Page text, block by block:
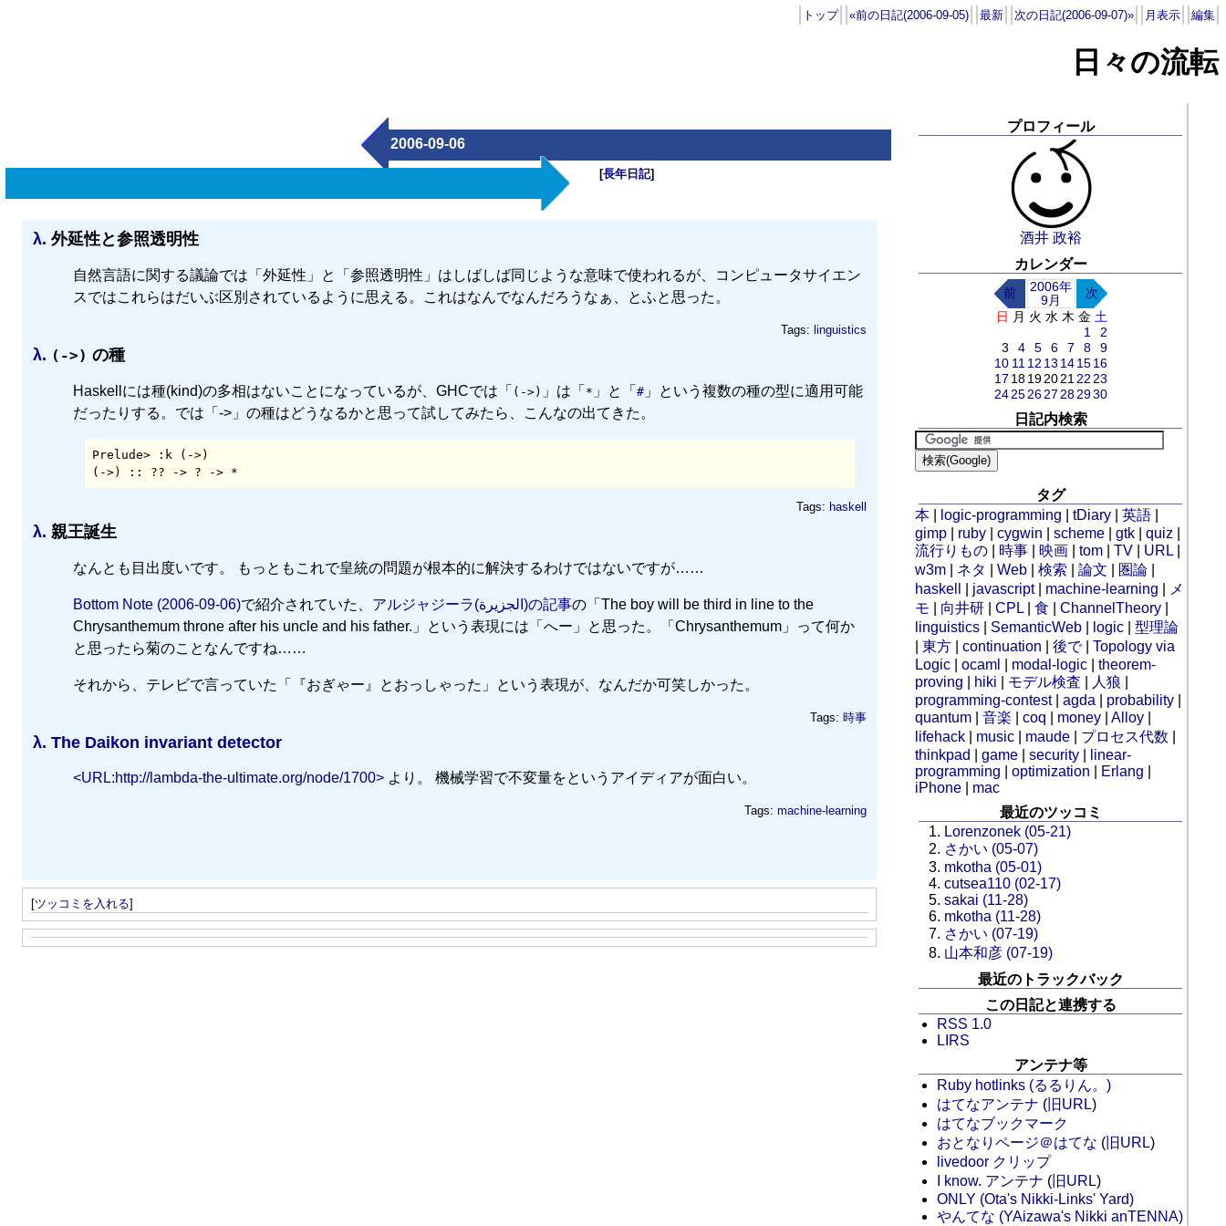
トップ «前の日記(2006-09-05) 最新 次の日記(2006-09-07)» 月表示 編集
日々の流転
2006-09-06
[長年日記]
λ. 外延性と参照透明性
自然言語に関する議論では「外延性」と「参照透明性」はしばしば同じような意味で使われるが、コンピュータサイエン
スではこれらはだいぶ区別されているように思える。これはなんでなんだろうなぁ、とふと思った。
Tags: linguistics
λ. (->) の種
Haskellには種(kind)の多相はないことになっているが、GHCでは「 (->) 」は「 * 」と「 #」という複数の種の型に適用可能
だったりする。では「->」の種はどうなるかと思って試してみたら、こんなの出てきた。
Prelude> :k (->)
(->) :: ?? -> ? -> *
Tags: haskell
λ. 親王誕生
なんとも目出度いです。 もっともこれで皇統の問題が根本的に解決するわけではないですが……
Bottom Note (2006-09-06)で紹介されていた、 アルジャジーラ(الجزيرة )の記事の「The boy will be third in line to the
Chrysanthemum throne after his uncle and his father.」という表現には「へー」と思った。「Chrysanthemum」って何か
と思ったら菊のことなんですね……
それから、テレビで言っていた「『おぎゃー』とおっしゃった」という表現が、なんだか可笑しかった。
Tags: 時事
λ. The Daikon invariant detector
<URL:http://lambda-the-ultimate.org/node/1700>より。 機械学習で不変量をというアイディアが面白い。
Tags: machine-learning
[ツッコミを入れる]
プロフィール
酒井 政裕
カレンダー
前
2006年
9月
次
日 月 火 水 木 金 土
1
2
3
4 5 6 7 8
9
10 11 12 13 14 15 16
17 18 19 20 21 22 23
24 25 26 27 28 2930
日記内検索
タグ
本
logic-programming |tDiary |英語
gimp
ruby |cygwin |scheme |gtk |quiz
流行りもの
時事 映画 |tom |TV URL
w3m
ネタ |Web |検索 |論文 圏論
haskell
javascript| machine-learning
メ
モ
向井研 |CPL |食 |ChannelTheory
linguistics
SemanticWeb logic |型理論
|東方 |continuation |後で|Topology via
Logic |ocaml modal-logic |theorem-
proving
hiki モデル検査 人狼
programming-contest|agda probability
quantum |音楽 |coq money |Alloy
lifehack
music maude プロセス代数
thinkpad
|game |security
linear-
programming |optimization Erlang
iPhone
mac
最近のツッコミ
Lorenzonek (05-21)
さかい (05-07)
mkotha (05-01)
cutsea110 (02-17)
sakai (11-28)
mkotha (11-28)
さかい (07-19)
山本和彦 (07-19)
最近のトラックバック
この日記と連携する
RSS 1.0
LIRS
アンテナ等
Ruby hotlinks (るるりん。)
はてなアンテナ ( 旧URL)
はてなブックマーク
おとなりページ＠はてな ( 旧URL)
livedoor クリップ
I know. アンテナ ( 旧URL)
ONLY (Ota's Nikki-Links' Yard)
やんてな (YAizawa's Nikki anTENNA)